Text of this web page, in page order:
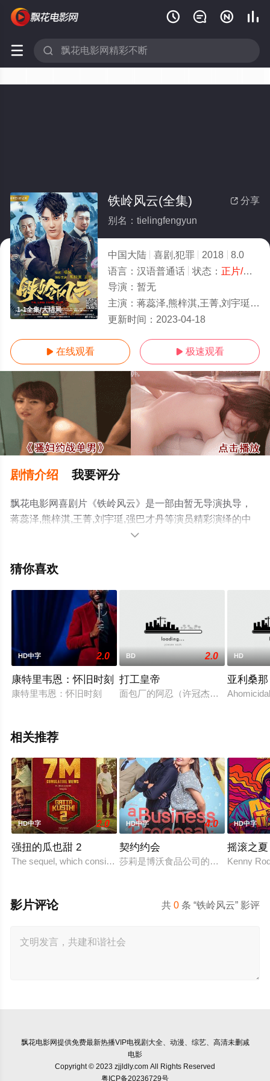
   
 
1-1全集/大结局
 分享
铁岭风云(全集)
别名：tielingfengyun
中国大陆 喜剧,犯罪 2018
8.0
语言： 汉语普通话 状态： 正片/高清
导演： 暂无
主演： 蒋蕊泽,熊梓淇,王菁,刘宇珽,强巴才丹
更新时间： 2023-04-18
 在线观看  极速观看
剧情介绍 我要评分
飘花电影网喜剧片《铁岭风云》是一部由暂无导演执导，
蒋蕊泽,熊梓淇,王菁,刘宇珽,强巴才丹等演员精彩演绎的中
国大陆电影，大结局剧情已揭晓（1-1全集），手机免费观
息可移步至豆瓣电影、电视猫或剧情网等平台了解。

猜你喜欢
HD中字 2.0
康特里韦恩：怀旧时刻
康特里韦恩：怀旧时刻
BD 2.0
打工皇帝
面包厂的阿忍（许冠杰饰）和拖车厂
HD
亚利桑那
相关推荐
HD中字 2.0
强扭的瓜也甜 2
The sequel, which consists of consecutive events following
HD中字 4.0
契约约会
莎莉是博沃食品公司的食品分析师，
HD中字
摇滚之夏
Kenny
共0 条 “铁岭风云” 影评
影片评论
飘花电影网提供免费最新热播VIP电视剧大全、动漫、综艺、高清未删减
电影
Copyright © 2023 zjjldly.com All Rights Reserved
粤ICP备20236729号